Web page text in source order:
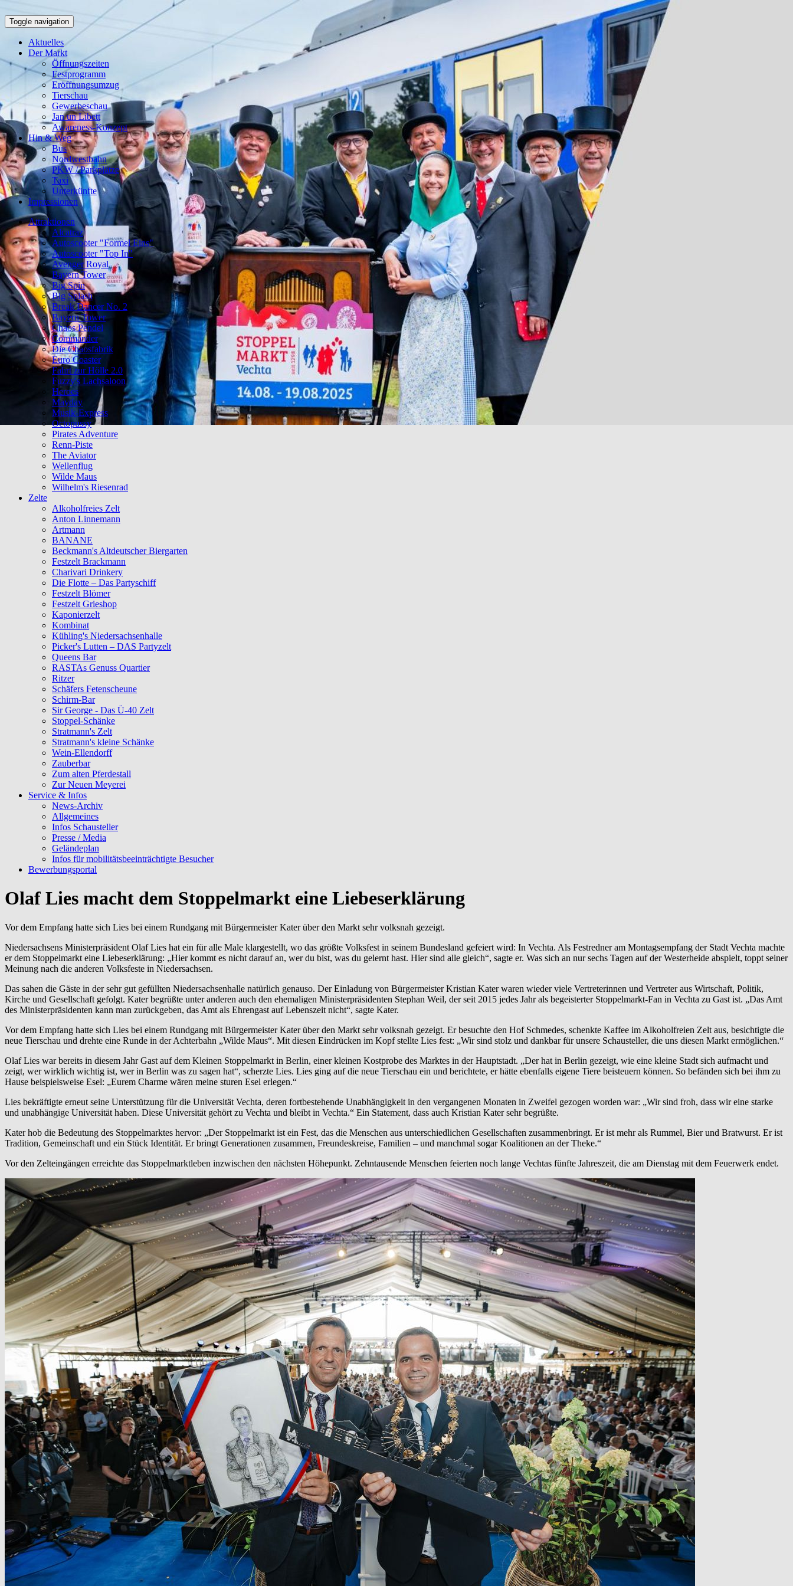
Toggle navigation
Aktuelles
Der Markt
Öffnungszeiten
Festprogramm
Eröffnungsumzug
Tierschau
Gewerbeschau
Jan un Libett
Awareness-Konzept
Hin & Weg
Bus
Nordwestbahn
PKW / Parkplätze
Taxi
Unterkünfte
Impressionen
Attraktionen
Alcatraz
Autoscooter "Formel Eins"
Autoscooter "Top In"
Avenger Royal
Bayern Tower
Big Spin
Big Splash
Break Dancer No. 2
Bayern Tower
Chaos Pendel
Commander
Die Chaosfabrik
Euro Coaster
Fahrt zur Hölle 2.0
Fuzzy's Lachsaloon
Heroes
Mayday
Musik-Express
Octopussy
Pirates Adventure
Renn-Piste
The Aviator
Wellenflug
Wilde Maus
Wilhelm's Riesenrad
Zelte
Alkoholfreies Zelt
Anton Linnemann
Artmann
BANANE
Beckmann's Altdeutscher Biergarten
Festzelt Brackmann
Charivari Drinkery
Die Flotte – Das Partyschiff
Festzelt Blömer
Festzelt Grieshop
Kaponierzelt
Kombinat
Kühling's Niedersachsenhalle
Picker's Lutten – DAS Partyzelt
Queens Bar
RASTAs Genuss Quartier
Ritzer
Schäfers Fetenscheune
Schirm-Bar
Sir George - Das Ü-40 Zelt
Stoppel-Schänke
Stratmann's Zelt
Stratmann's kleine Schänke
Wein-Ellendorff
Zauberbar
Zum alten Pferdestall
Zur Neuen Meyerei
Service & Infos
News-Archiv
Allgemeines
Infos Schausteller
Presse / Media
Geländeplan
Infos für mobilitätsbeeinträchtigte Besucher
Bewerbungsportal
Olaf Lies macht dem Stoppelmarkt eine Liebeserklärung
Vor dem Empfang hatte sich Lies bei einem Rundgang mit Bürgermeister Kater über den Markt sehr volksnah gezeigt.
Niedersachsens Ministerpräsident Olaf Lies hat ein für alle Male klargestellt, wo das größte Volksfest in seinem Bundesland gefeiert wird: In Vechta. Als Festredner am Montagsempfang der Stadt Vechta machte
er dem Stoppelmarkt eine Liebeserklärung: „Hier kommt es nicht darauf an, wer du bist, was du gelernt hast. Hier sind alle gleich“, sagte er. Was sich an nur sechs Tagen auf der Westerheide abspielt, toppt seiner
Meinung nach die anderen Volksfeste in Niedersachsen.
Das sahen die Gäste in der sehr gut gefüllten Niedersachsenhalle natürlich genauso. Der Einladung von Bürgermeister Kristian Kater waren wieder viele Vertreterinnen und Vertreter aus Wirtschaft, Politik,
Kirche und Gesellschaft gefolgt. Kater begrüßte unter anderen auch den ehemaligen Ministerpräsidenten Stephan Weil, der seit 2015 jedes Jahr als begeisterter Stoppelmarkt-Fan in Vechta zu Gast ist. „Das Amt
des Ministerpräsidenten kann man zurückgeben, das Amt als Ehrengast auf Lebenszeit nicht“, sagte Kater.
Vor dem Empfang hatte sich Lies bei einem Rundgang mit Bürgermeister Kater über den Markt sehr volksnah gezeigt. Er besuchte den Hof Schmedes, schenkte Kaffee im Alkoholfreien Zelt aus, besichtigte die
neue Tierschau und drehte eine Runde in der Achterbahn „Wilde Maus“. Mit diesen Eindrücken im Kopf stellte Lies fest: „Wir sind stolz und dankbar für unsere Schausteller, die uns diesen Markt ermöglichen.“
Olaf Lies war bereits in diesem Jahr Gast auf dem Kleinen Stoppelmarkt in Berlin, einer kleinen Kostprobe des Marktes in der Hauptstadt. „Der hat in Berlin gezeigt, wie eine kleine Stadt sich aufmacht und
zeigt, wer wirklich wichtig ist, wer in Berlin was zu sagen hat“, scherzte Lies. Lies ging auf die neue Tierschau ein und berichtete, er hätte ebenfalls eigene Tiere beisteuern können. So befänden sich bei ihm zu
Hause beispielsweise Esel: „Eurem Charme wären meine sturen Esel erlegen.“
Lies bekräftigte erneut seine Unterstützung für die Universität Vechta, deren fortbestehende Unabhängigkeit in den vergangenen Monaten in Zweifel gezogen worden war: „Wir sind froh, dass wir eine starke
und unabhängige Universität haben. Diese Universität gehört zu Vechta und bleibt in Vechta.“ Ein Statement, dass auch Kristian Kater sehr begrüßte.
Kater hob die Bedeutung des Stoppelmarktes hervor: „Der Stoppelmarkt ist ein Fest, das die Menschen aus unterschiedlichen Gesellschaften zusammenbringt. Er ist mehr als Rummel, Bier und Bratwurst. Er ist
Tradition, Gemeinschaft und ein Stück Identität. Er bringt Generationen zusammen, Freundeskreise, Familien – und manchmal sogar Koalitionen an der Theke.“
Vor den Zelteingängen erreichte das Stoppelmarktleben inzwischen den nächsten Höhepunkt. Zehntausende Menschen feierten noch lange Vechtas fünfte Jahreszeit, die am Dienstag mit dem Feuerwerk endet.